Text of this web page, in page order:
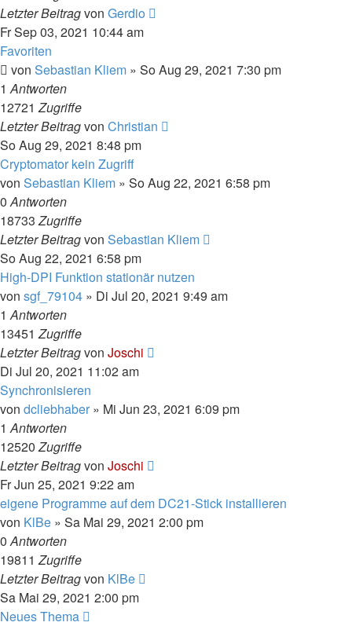
Letzter Beitragvon Gerdio
Fr Sep 03, 2021 10:44 am
Favoriten
von Sebastian Kliem » So Aug 29, 2021 7:30 pm
1Antworten
12721Zugriffe
Letzter Beitragvon Christian
So Aug 29, 2021 8:48 pm
Cryptomator kein Zugriff
von Sebastian Kliem » So Aug 22, 2021 6:58 pm
0Antworten
18733Zugriffe
Letzter Beitragvon Sebastian Kliem
So Aug 22, 2021 6:58 pm
High-DPI Funktion stationär nutzen
von sgf_79104 » Di Jul 20, 2021 9:49 am
1Antworten
13451Zugriffe
Letzter Beitragvon Joschi
Di Jul 20, 2021 11:02 am
Synchronisieren
von dcliebhaber » Mi Jun 23, 2021 6:09 pm
1Antworten
12520Zugriffe
Letzter Beitragvon Joschi
Fr Jun 25, 2021 9:22 am
eigene Programme auf dem DC21-Stick installieren
von KlBe » Sa Mai 29, 2021 2:00 pm
0Antworten
19811Zugriffe
Letzter Beitragvon KlBe
Sa Mai 29, 2021 2:00 pm
Neues Thema